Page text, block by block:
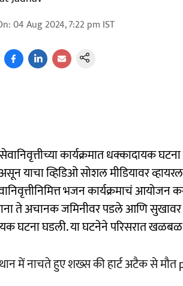
:04 Aug 2024, 7:22 pm IST
कार्यक्रमात धक्कादायक
याचा व्हिडिओ सोशल मीडियावर
भजन कार्यक्रमाचं
ते अचानक जमिनीवर पडले आणि
घटना घडली. या घटनेने परिसरात
में नाचते हुए शख्स की हार्ट अटैक से मौत